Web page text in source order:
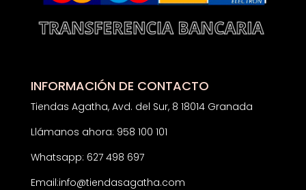
INFORMACIÓN DE CONTACTO
Tiendas Agatha, Avd. del Sur, 8 18014 Granada
Llámanos ahora: 958 100 101
Whatsapp: 627 498 697
Email:info@tiendasagatha.com